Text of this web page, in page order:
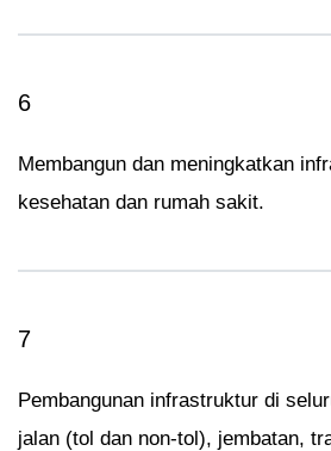
6
Membangun dan meningkatkan
kesehatan dan rumah sakit.
7
Pembangunan infrastruktur di
jalan (tol dan non-tol), jembatan,